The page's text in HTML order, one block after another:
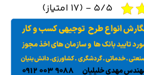
5/5 - (17 امتیاز)